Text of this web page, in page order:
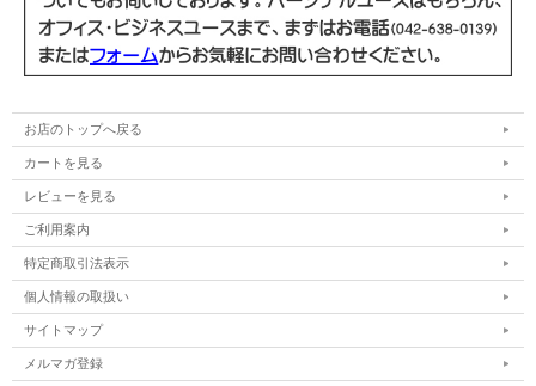
お店のトップへ戻る
カートを見る
レビューを見る
ご利用案内
特定商取引法表示
個人情報の取扱い
サイトマップ
メルマガ登録